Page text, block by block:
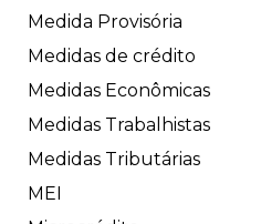
Medida Provisória
Medidas de crédito
Medidas Econômicas
Medidas Trabalhistas
Medidas Tributárias
MEI